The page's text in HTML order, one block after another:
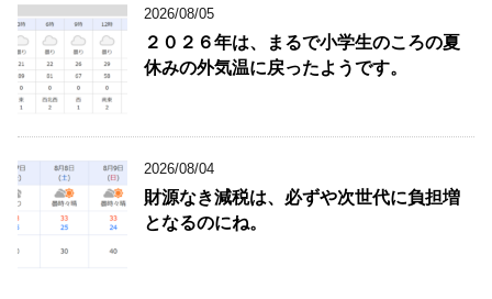
2026/08/05
２０２６年は、まるで小学生のころの夏
休みの外気温に戻ったようです。
2026/08/04
財源なき減税は、必ずや次世代に負担増
となるのにね。